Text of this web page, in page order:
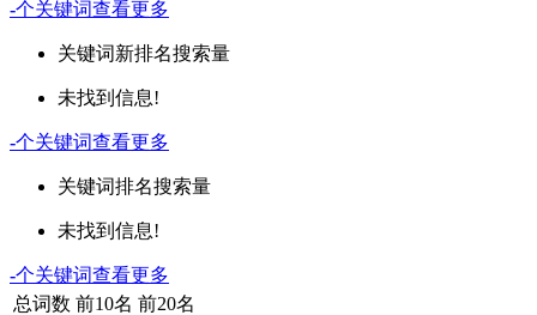
-个关键词查看更多
关键词新排名搜索量
未找到信息!
-个关键词查看更多
关键词排名搜索量
未找到信息!
-个关键词查看更多
总词数 前10名 前20名